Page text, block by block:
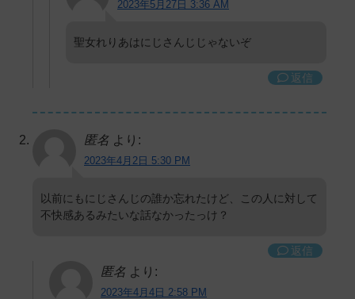
2023年5月27日 3:36 AM
聖女れりあはにじさんじじゃないぞ
返信
匿名 より:
2023年4月2日 5:30 PM
以前にもにじさんじの誰か忘れたけど、この人に対して
不快感あるみたいな話なかったっけ？
返信
匿名 より:
2023年4月4日 2:58 PM